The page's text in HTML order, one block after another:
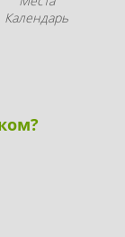
Календарь